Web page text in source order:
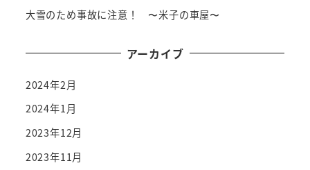
大雪のため事故に注意！ 〜米子の車屋〜
アーカイブ
2024年2月
2024年1月
2023年12月
2023年11月